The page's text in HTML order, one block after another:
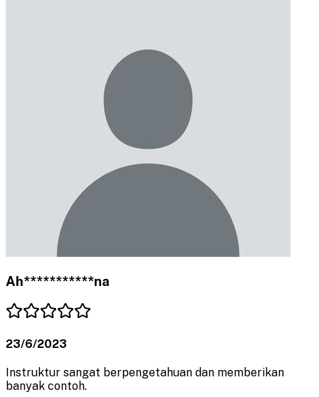
Ah***********na
23/6/2023
Instruktur sangat berpengetahuan dan memberikan
banyak contoh.